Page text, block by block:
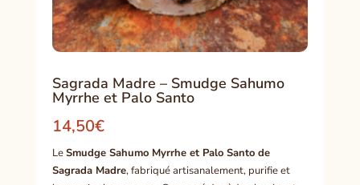
Sagrada Madre – Smudge Sahumo
Myrrhe et Palo Santo
14,50€
LeSmudge Sahumo Myrrhe et Palo Santo de
Sagrada Madre, fabriqué artisanalement, purifie et